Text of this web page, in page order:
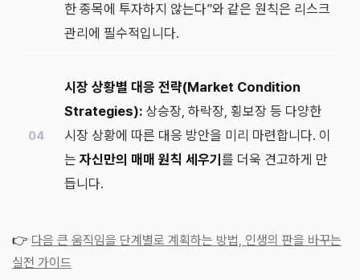
한 종목에 투자하지 않는다”와 같은 원칙은 리스크
관리에 필수적입니다.
시장 상황별 대응 전략(Market Condition
Strategies): 상승장, 하락장, 횡보장 등 다양한
시장 상황에 따른 대응 방안을 미리 마련합니다. 이
는 자신만의 매매 원칙 세우기 를 더욱 견고하게 만
듭니다.
👉 다음 큰 움직임을 단계별로 계획하는 방법, 인생의 판을 바꾸는
실전 가이드